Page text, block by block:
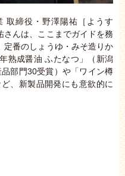
取締役・野澤陽祐［ようす
さんは、ここまでガイドを務
定番のしょうゆ・みそ造りか
熟成醤油 ふたなつ」（新潟
部門30受賞）や「ワイン樽
、新製品開発にも意欲的に